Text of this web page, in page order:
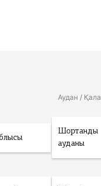
Аудан / Қала
Шортанды
ауданы